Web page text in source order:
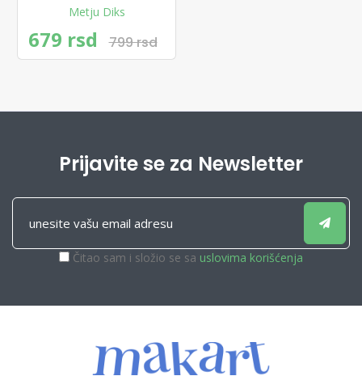
Metju Diks
679 rsd 799 rsd
Prijavite se za Newsletter
Čitao sam i složio se sa uslovima korišćenja